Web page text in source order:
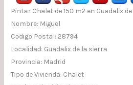
Pintar Chalet de 150 m2 en Guadalix
Nombre: Miguel
Codigo Postal: 28794
Localidad: Guadalix de la sierra
Provincia: Madrid
Tipo de Vivienda: Chalet